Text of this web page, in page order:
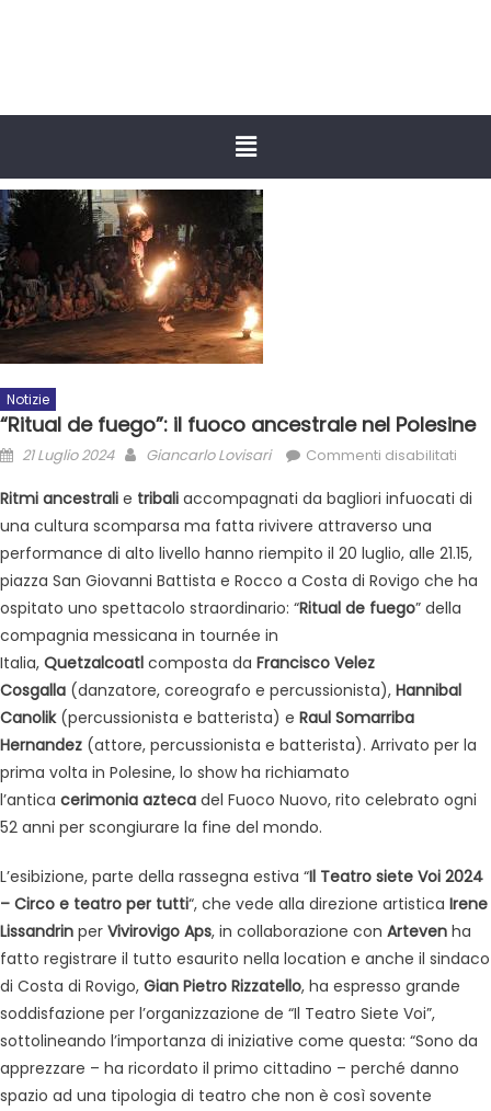
Notizie
“Ritual de fuego”: il fuoco ancestrale nel Polesine
21 Luglio 2024 Giancarlo Lovisari Commenti disabilitati
Ritmi ancestrali e tribali accompagnati da bagliori infuocati di
una cultura scomparsa ma fatta rivivere attraverso una
performance di alto livello hanno riempito il 20 luglio, alle 21.15,
piazza San Giovanni Battista e Rocco a Costa di Rovigo che ha
ospitato uno spettacolo straordinario: “Ritual de fuego” della
compagnia messicana in tournée in
Italia, Quetzalcoatl composta da Francisco Velez
Cosgalla (danzatore, coreografo e percussionista), Hannibal
Canolik(percussionista e batterista) e Raul Somarriba
Hernandez (attore, percussionista e batterista). Arrivato per la
prima volta in Polesine, lo show ha richiamato
l’antica cerimonia azteca del Fuoco Nuovo, rito celebrato ogni
52 anni per scongiurare la fine del mondo.
L’esibizione, parte della rassegna estiva “Il Teatro siete Voi 2024
– Circo e teatro per tutti“, che vede alla direzione artistica Irene
Lissandrin per Vivirovigo Aps, in collaborazione con Arteven ha
fatto registrare il tutto esaurito nella location e anche il sindaco
di Costa di Rovigo, Gian Pietro Rizzatello, ha espresso grande
soddisfazione per l’organizzazione de “Il Teatro Siete Voi”,
sottolineando l’importanza di iniziative come questa: “Sono da
apprezzare – ha ricordato il primo cittadino – perché danno
spazio ad una tipologia di teatro che non è così sovente